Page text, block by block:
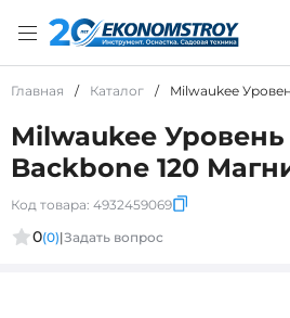
Главная / Каталог /
Milwaukee Уровень
Backbone 120
Код товара: 4932459069
0(0)|Задать вопрос